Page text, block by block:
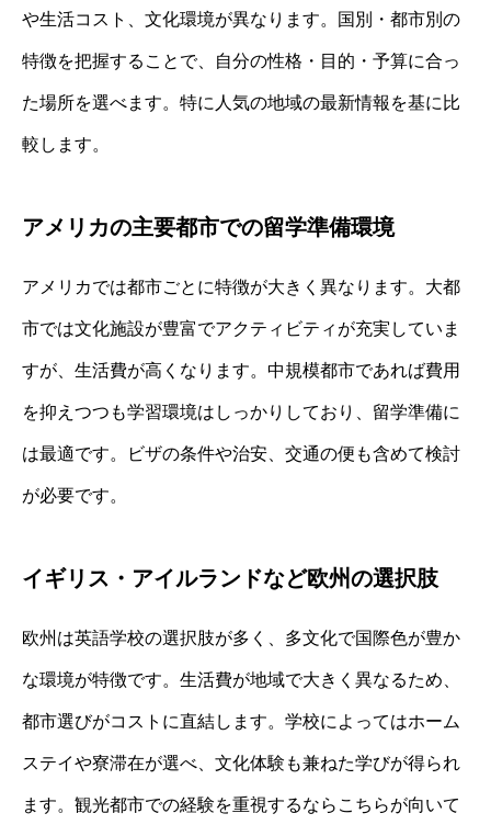
や生活コスト、文化環境が異なります。国別・都市別の
特徴を把握することで、自分の性格・目的・予算に合っ
た場所を選べます。特に人気の地域の最新情報を基に比
較します。
アメリカの主要都市での留学準備環境
アメリカでは都市ごとに特徴が大きく異なります。大都
市では文化施設が豊富でアクティビティが充実していま
すが、生活費が高くなります。中規模都市であれば費用
を抑えつつも学習環境はしっかりしており、留学準備に
は最適です。ビザの条件や治安、交通の便も含めて検討
が必要です。
イギリス・アイルランドなど欧州の選択肢
欧州は英語学校の選択肢が多く、多文化で国際色が豊か
な環境が特徴です。生活費が地域で大きく異なるため、
都市選びがコストに直結します。学校によってはホーム
ステイや寮滞在が選べ、文化体験も兼ねた学びが得られ
ます。観光都市での経験を重視するならこちらが向いて